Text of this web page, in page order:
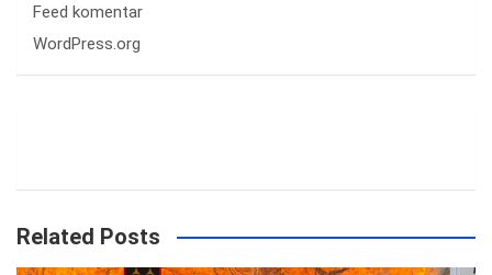
Feed komentar
WordPress.org
Related Posts